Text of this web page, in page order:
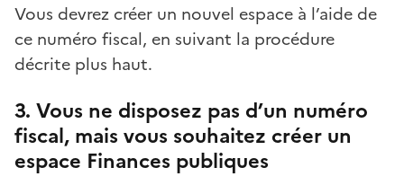
Vous devrez créer un nouvel espace à l’aide de
ce numéro fiscal, en suivant la procédure
décrite plus haut.
3. Vous ne disposez pas d’un numéro
fiscal, mais vous souhaitez créer un
espace Finances publiques